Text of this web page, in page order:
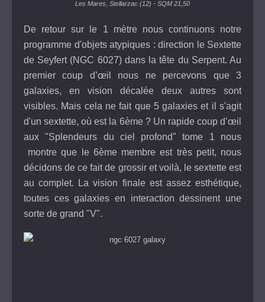
Les Mares, Stellarzac (12) - SQM 21,50
De retour sur le 1 mètre nous continuons notre
programme d'objets atypiques : direction le Sextette
de Seyfert (NGC 6027) dans la tête du Serpent. Au
premier coup d’œil nous ne percevons que 3
galaxies, en vision décalée deux autres sont
visibles. Mais cela ne fait que 5 galaxies et il s'agit
d'un sextette, où est la 6ème ? Un rapide coup d’œil
aux "Splendeurs du ciel profond" tome 1 nous
montre que le 6ème membre est très petit, nous
décidons de ce fait de grossir et voilà, le sextette est
au complet. La vision finale est assez esthétique,
toutes ces galaxies en interaction dessinent une
sorte de grand "V".